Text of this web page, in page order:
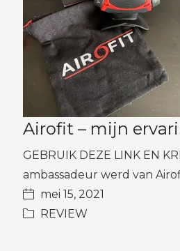
Airofit – mijn
GEBRUIK DEZE LINK EN
ambassadeur werd van
mei 15, 2021
REVIEW